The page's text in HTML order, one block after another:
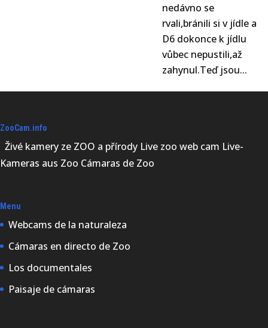
nedávno se
rvali,bránili si v jídle a
D6 dokonce k jídlu
vůbec nepustili,až
zahynul.Teď jsou...
ZooCam.info
Živé kamery ze ZOO a přírody Live zoo web cam Live-
Kameras aus Zoo Cámaras de Zoo
Menu
Webcams de la naturaleza
Cámaras en directo de Zoo
Los documentales
Paisaje de cámaras